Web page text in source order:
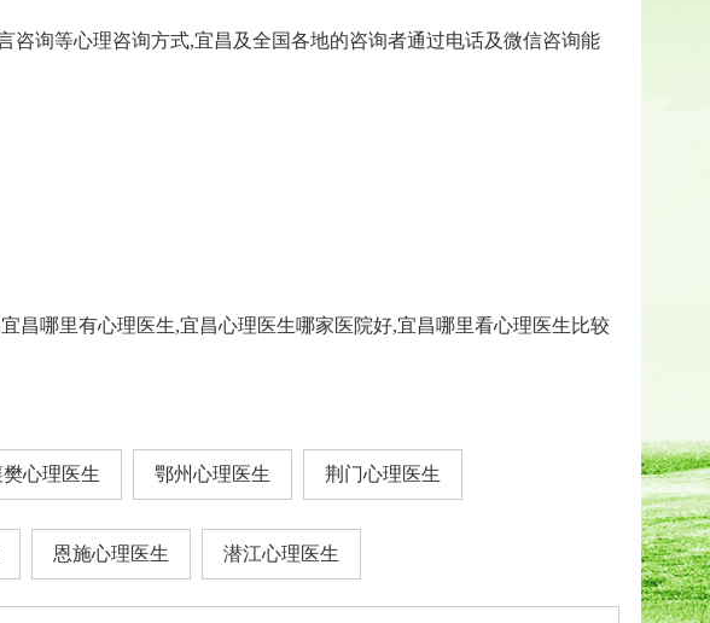
询等心理咨询方式,宜昌及全国各地的咨询者通过电话及微信咨询能
昌哪里有心理医生,宜昌心理医生哪家医院好,宜昌哪里看心理医生比较
樊心理医生 鄂州心理医生 荆门心理医生
恩施心理医生 潜江心理医生